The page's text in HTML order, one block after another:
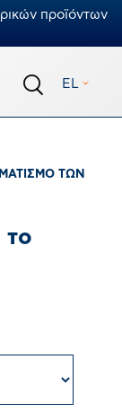
προϊόντων
EL
ΤΩΝ
το